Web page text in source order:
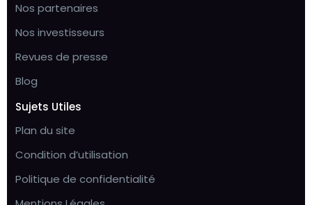
Nos partenaires
Nos investisseurs
Revues de presse
Blog
Sujets Utiles
Plan du site
Condition d’utilisation
Politique de confidentialité